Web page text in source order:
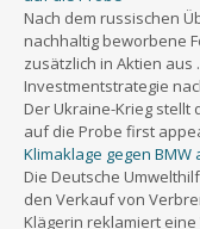
Nach dem russischen
nachhaltig beworbene
zusätzlich in Aktien
Investmentstrategie
Der Ukraine-Krieg stellt
auf die Probe first
Klimaklage gegen BMW
Die Deutsche
den Verkauf von
Klägerin reklamiert